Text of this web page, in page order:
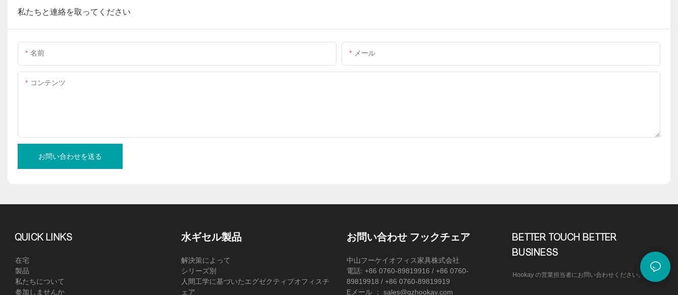
私たちと連絡を取ってください
名前 メール
コンテンツ
お問い合わせを送る
QUICK LINKS
在宅
製品
私たちについて
参加しませんか
水ギセル製品
解決策によって
シリーズ別
人間工学に基づいたエグゼクティブオフィスチ
ェア
お問い合わせ フックチェア
中山フーケイオフィス家具株式会社
電話: +86 0760-89819916 / +86 0760-
89819918 / +86 0760-89819919
Eメール ： sales@gzhookay.com
BETTER TOUCH BETTER
BUSINESS
Hookay の営業担当者にお問い合わせください。